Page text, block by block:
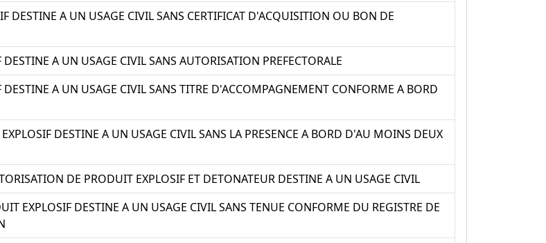
DESTINE A UN USAGE CIVIL SANS CERTIFICAT D'ACQUISITION OU BON DE
A UN USAGE CIVIL SANS AUTORISATION PREFECTORALE
A UN USAGE CIVIL SANS TITRE D'ACCOMPAGNEMENT CONFORME A BORD
DESTINE A UN USAGE CIVIL SANS LA PRESENCE A BORD D'AU MOINS DEUX
DE PRODUIT EXPLOSIF ET DETONATEUR DESTINE A UN USAGE CIVIL
EXPLOSIF DESTINE A UN USAGE CIVIL SANS TENUE CONFORME DU REGISTRE DE